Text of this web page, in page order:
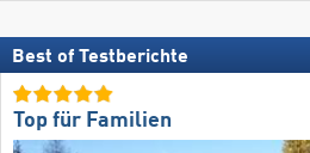
Best of Testberichte
Top für Familien